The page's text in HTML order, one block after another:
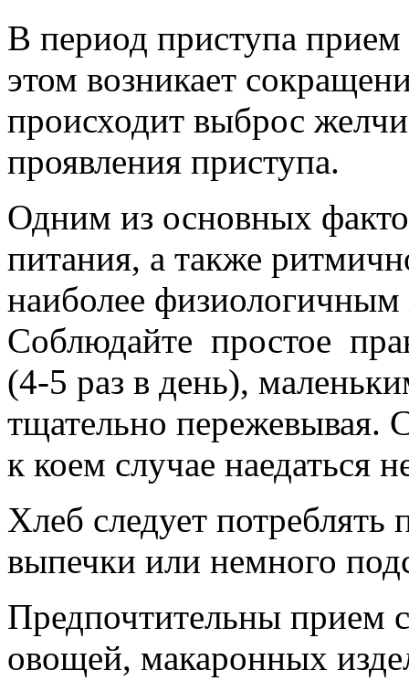
В период приступа
этом возникает
происходит выброс
проявления приступа.
Одним из основных
питания, а также
наиболее
Соблюдайте простое
(4-5 раз в день),
тщательно пережевывая.
к коем случае наедаться
Хлеб следует
выпечки или немного
Предпочтительны прием
овощей, макаронных